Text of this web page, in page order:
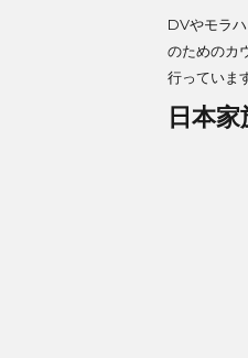
DVやモラ
のためのカ
行っていま
日本